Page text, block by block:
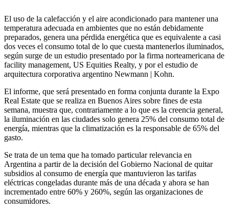
El uso de la calefacción y el aire acondicionado para mantener una
temperatura adecuada en ambientes que no están debidamente
preparados, genera una pérdida energética que es equivalente a casi
dos veces el consumo total de lo que cuesta mantenerlos iluminados,
según surge de un estudio presentado por la firma norteamericana de
facility management, US Equities Realty, y por el estudio de
arquitectura corporativa argentino Newmann | Kohn.
El informe, que será presentado en forma conjunta durante la Expo
Real Estate que se realiza en Buenos Aires sobre fines de esta
semana, muestra que, contrariamente a lo que es la creencia general,
la iluminación en las ciudades solo genera 25% del consumo total de
energía, mientras que la climatización es la responsable de 65% del
gasto.
Se trata de un tema que ha tomado particular relevancia en
Argentina a partir de la decisión del Gobierno Nacional de quitar
subsidios al consumo de energía que mantuvieron las tarifas
eléctricas congeladas durante más de una década y ahora se han
incrementado entre 60% y 260%, según las organizaciones de
consumidores.